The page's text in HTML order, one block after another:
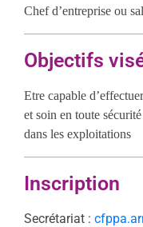
Chef d’entreprise ou
Objectifs
Etre capable
et soin en toute
dans les exploitations
Inscription
Secrétariat :